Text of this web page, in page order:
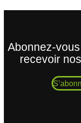
Abonnez-
recevoir